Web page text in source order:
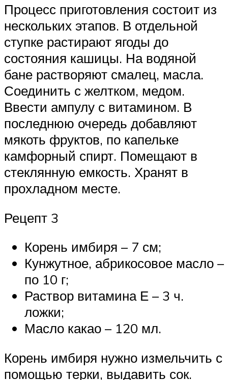
Процесс приготовления состоит из
нескольких этапов. В отдельной
ступке растирают ягоды до
состояния кашицы. На водяной
бане растворяют смалец, масла.
Соединить с желтком, медом.
Ввести ампулу с витамином. В
последнюю очередь добавляют
мякоть фруктов, по капельке
камфорный спирт. Помещают в
стеклянную емкость. Хранят в
прохладном месте.
Рецепт 3
Корень имбиря – 7 см;
Кунжутное, абрикосовое масло –
по 10 г;
Раствор витамина Е – 3 ч.
ложки;
Масло какао – 120 мл.
Корень имбиря нужно измельчить с
помощью терки, выдавить сок.